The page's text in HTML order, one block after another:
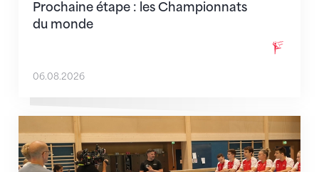
Prochaine étape : les Championnats
du monde
06.08.2026
En route pour Zagreb avec des objectifs clairs